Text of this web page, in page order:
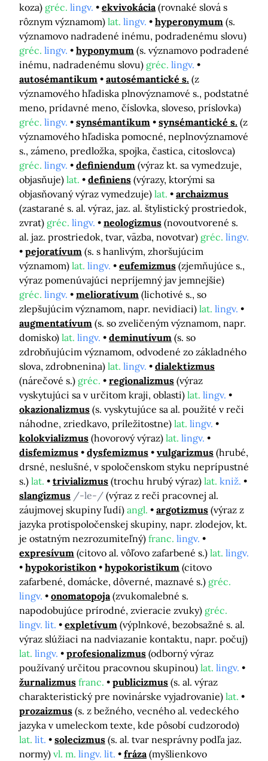
koza) gréc. lingv. ekvivokácia (rovnaké slová s
rôznym významom) lat. lingv. hyperonymum (s.
významovo nadradené inému, podradenému slovu)
gréc. lingv. hyponymum (s. významovo podradené
inému, nadradenému slovu) gréc. lingv.
autosémantikum
autosémantické s. (z
významového hľadiska plnovýznamové s., podstatné
meno, prídavné meno, číslovka, sloveso, príslovka)
gréc. lingv. synsémantikum synsémantické s. (z
významového hľadiska pomocné, neplnovýznamové
s., zámeno, predložka, spojka, častica, citoslovca)
gréc. lingv. definiendum (výraz kt. sa vymedzuje,
objasňuje) lat. definiens (výrazy, ktorými sa
objasňovaný výraz vymedzuje) lat.
archaizmus
(zastarané s. al. výraz, jaz. al. štylistický prostriedok,
zvrat) gréc. lingv. neologizmus (novoutvorené s.
al. jaz. prostriedok, tvar, väzba, novotvar) gréc. lingv.
pejoratívum (s. s hanlivým, zhoršujúcim
významom) lat. lingv. eufemizmus (zjemňujúce s.,
výraz pomenúvajúci nepríjemný jav jemnejšie)
gréc. lingv. melioratívum (lichotivé s., so
zlepšujúcim významom, napr. nevidiaci) lat. lingv.
augmentatívum (s. so zveličeným významom, napr.
domisko) lat. lingv. deminutívum (s. so
zdrobňujúcim významom, odvodené zo základného
slova, zdrobnenina) lat. lingv.
dialektizmus
(nárečové s.) gréc. regionalizmus (výraz
vyskytujúci sa v určitom kraji, oblasti) lat. lingv.
okazionalizmus (s. vyskytujúce sa al. použité v reči
náhodne, zriedkavo, príležitostne) lat. lingv.
kolokvializmus (hovorový výraz) lat. lingv.
disfemizmus
dysfemizmus vulgarizmus (hrubé,
drsné, neslušné, v spoločenskom styku neprípustné
s.) lat. trivializmus (trochu hrubý výraz) lat. kniž.
slangizmus /-le-/ (výraz z reči pracovnej al.
záujmovej skupiny ľudí) angl. argotizmus (výraz z
jazyka protispoločenskej skupiny, napr. zlodejov, kt.
je ostatným nezrozumiteľný) franc. lingv.
expresívum (citovo al. vôľovo zafarbené s.) lat. lingv.
hypokoristikon
hypokoristikum (citovo
zafarbené, domácke, dôverné, maznavé s.) gréc.
lingv.
onomatopoja (zvukomalebné s.
napodobujúce prírodné, zvieracie zvuky) gréc.
lingv. lit.
expletívum (výplnkové, bezobsažné s. al.
výraz slúžiaci na nadviazanie kontaktu, napr. počuj)
lat. lingv. profesionalizmus (odborný výraz
používaný určitou pracovnou skupinou) lat. lingv.
žurnalizmus franc. publicizmus (s. al. výraz
charakteristický pre novinárske vyjadrovanie) lat.
prozaizmus (s. z bežného, vecného al. vedeckého
jazyka v umeleckom texte, kde pôsobí cudzorodo)
lat. lit. solecizmus (s. al. tvar nesprávny podľa jaz.
normy) vl. m. lingv. lit. fráza (myšlienkovo